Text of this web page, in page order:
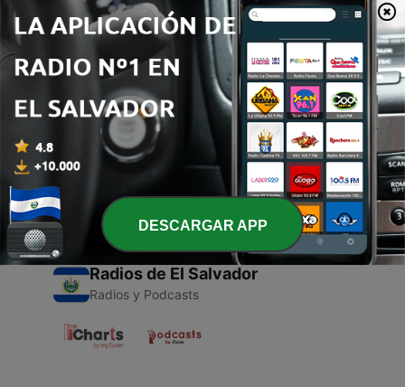
00:00 00:00
Episodios
00000000000
22 mar. 2021
Radios de El Salvador
Radios y Podcasts
DESCARGAR APP